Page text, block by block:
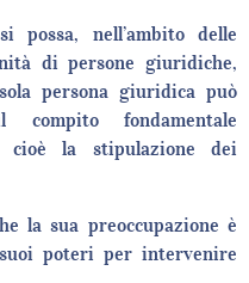
possa, nell’ambito delle
di persone giuridiche,
persona giuridica può
fondamentale
cioè la stipulazione dei
la sua preoccupazione è
poteri per intervenire